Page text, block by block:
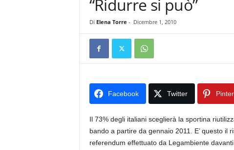
“Ridurre si può”
Di Elena Torre - Dicembre 1, 2010
Facebook Twitter
Il 73% degli italiani sceglierà la sportina
bando a partire da gennaio 2011. E’ questo il
referendum effettuato da Legambiente